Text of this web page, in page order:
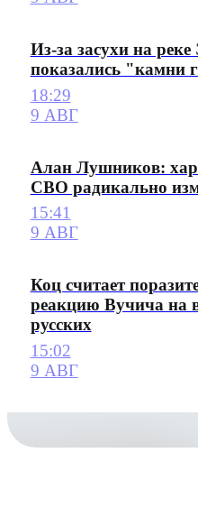
Из-за засухи на
показались "камни
18:29
9 АВГ
Алан Лушников:
СВО радикально
15:41
9 АВГ
Коц считает
реакцию Вучича на
русских
15:02
9 АВГ